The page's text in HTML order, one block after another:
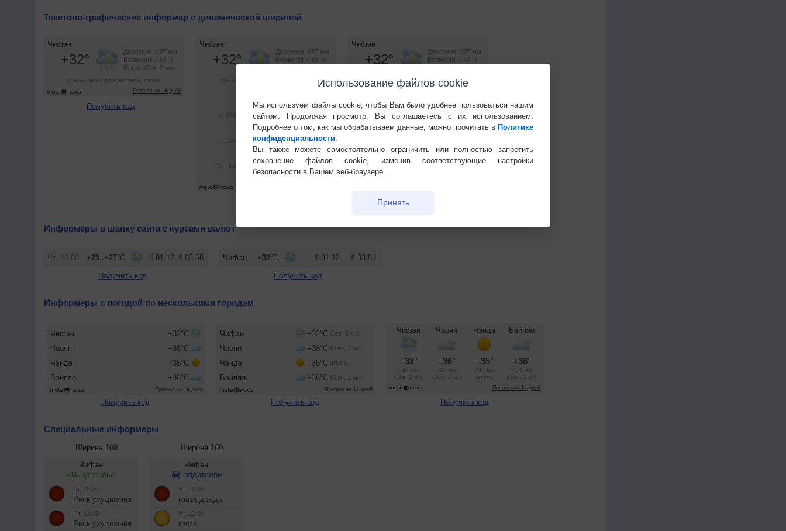
Текстово-графические информер с динамической шириной
Получить код
Получить код
Информеры в шапку сайта с курсами валют
Получить код Получить код
Информеры с погодой по несколькими городам
Получить код Получить код Получить код
Специальные информеры
Ширина 160 Ширина 160
Использование файлов cookie
Мы используем файлы cookie, чтобы Вам было удобнее пользоваться нашим
сайтом. Продолжая просмотр, Вы соглашаетесь с их использованием.
Подробнее о том, как мы обрабатываем данные, можно прочитать в Политике
конфиденциальности
Вы также можете самостоятельно ограничить или полностью запретить
сохранение файлов cookie, изменив соответствующие настройки
безопасности в Вашем веб-браузере.
Принять